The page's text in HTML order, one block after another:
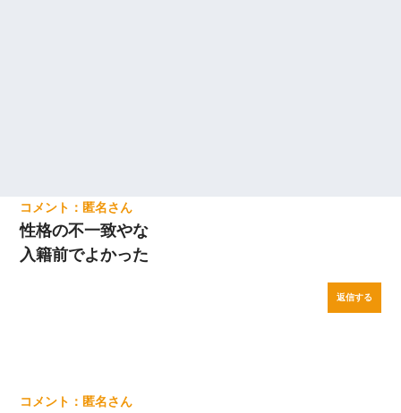
匿名
性格の不一致やな
入籍前でよかった
返信する
匿名